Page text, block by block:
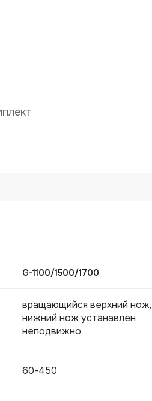
G-1100/1500/1700
вращающийся верхний нож,
нижний нож устанавлен
неподвижно
60-450